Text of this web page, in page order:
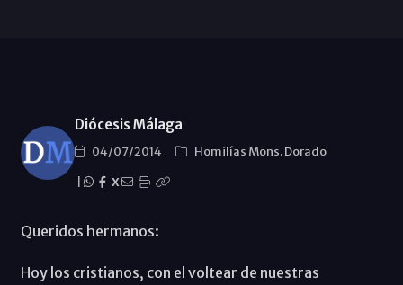
Diócesis Málaga
04/07/2014
Homilías Mons. Dorado
X
Queridos hermanos:
Hoy los cristianos, con el voltear de nuestras